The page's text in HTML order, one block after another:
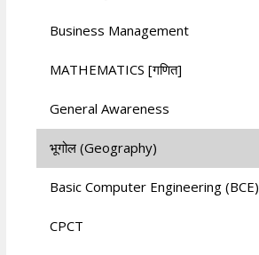
Business Management
MATHEMATICS [गणित]
General Awareness
भूगोल (Geography)
Basic Computer Engineering (BCE)
CPCT